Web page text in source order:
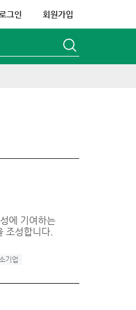
로그인 회원가입
에 기여하는
조성합니다.
기업